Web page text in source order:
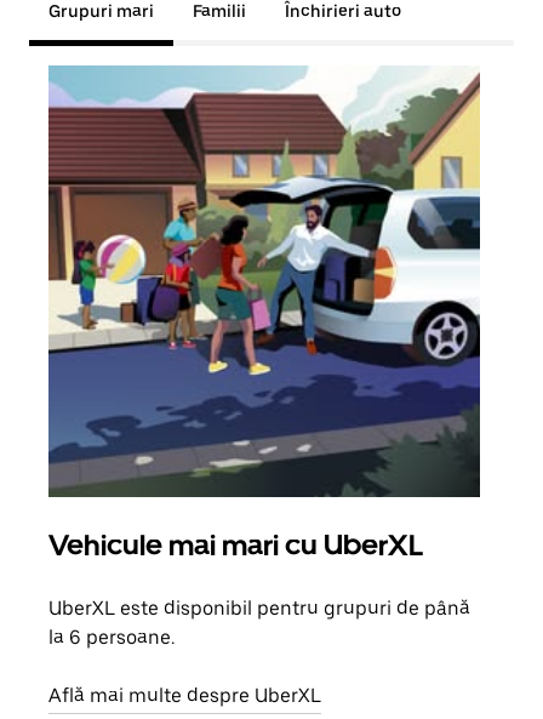
Grupuri mari Familii Închirieri auto
Vehicule mai mari cu UberXL
UberXL este disponibil pentru grupuri de până
la 6 persoane.
Află mai multe despre UberXL